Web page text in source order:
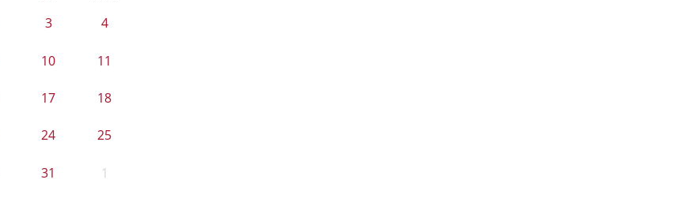
3 4
10 11
17 18
24 25
31 1